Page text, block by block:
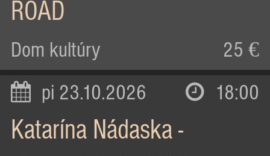
ROAD
Dom kultúry 25 €
pi 23.10.2026 18:00
Katarína Nádaska -